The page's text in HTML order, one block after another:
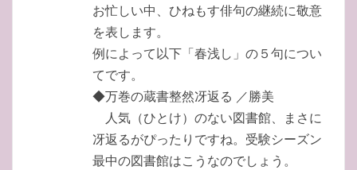
お忙しい中、ひねもす俳句の継続に敬意
を表します。
例によって以下「春浅し」の５句につい
てです。
◆万巻の蔵書整然冴返る ／勝美
人気（ひとけ）のない図書館、まさに
冴返るがぴったりですね。受験シーズン
最中の図書館はこうなのでしょう。